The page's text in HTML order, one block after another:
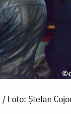
Foto: Ștefan